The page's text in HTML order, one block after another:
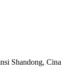
Shandong, Cina